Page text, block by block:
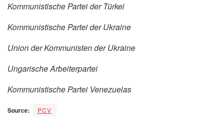
Kommunistische Partei der Türkei
Kommunistische Partei der Ukraine
Union der Kommunisten der Ukraine
Ungarische Arbeiterpartei
Kommunistische Partei Venezuelas
Source: PCV